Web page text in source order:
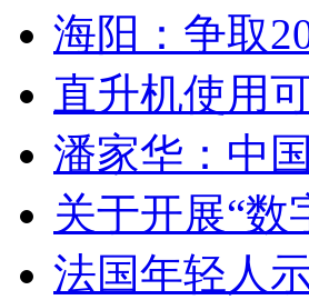
海阳：争取
直升机使用
潘家华：中
关于开展“
法国年轻人